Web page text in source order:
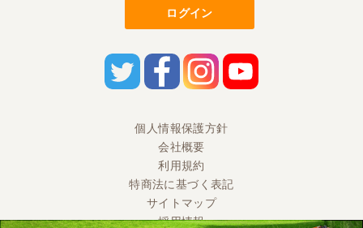
ログイン
個人情報保護方針
会社概要
利用規約
特商法に基づく表記
サイトマップ
採用情報